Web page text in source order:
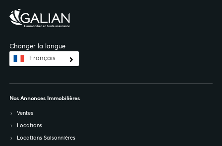
Changer la langue
Français
Nos Annonces Immobilières
Ventes
Locations
Locations Saisonnières